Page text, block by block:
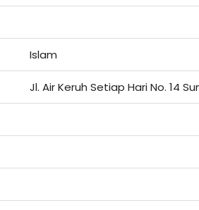
Islam
Jl. Air Keruh Setiap Hari No. 14